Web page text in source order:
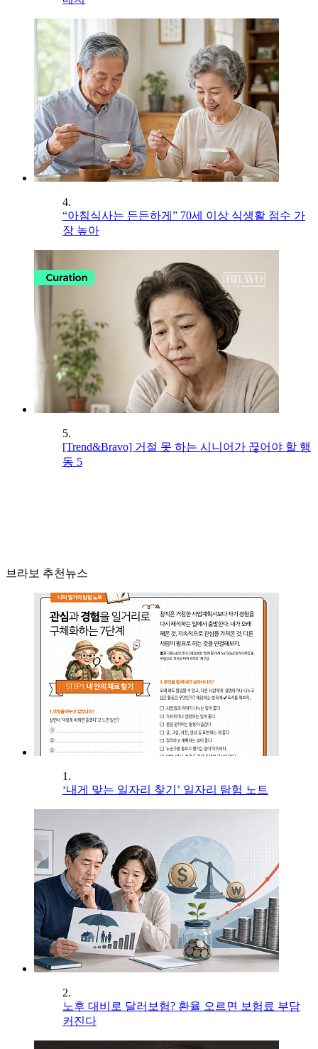
4.
“아침식사는 든든하게” 70세 이상 식생활 점수 가
장 높아
5.
[Trend&Bravo] 거절 못 하는 시니어가 끊어야 할 행
동 5
브라보 추천뉴스
1.
‘내게 맞는 일자리 찾기’ 일자리 탐험 노트
2.
노후 대비로 달러보험? 환율 오르면 보험료 부담
커진다